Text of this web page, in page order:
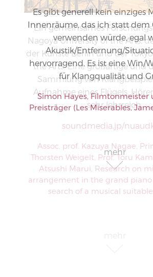
Es gibt generell kein einziges
Innenräume, das ich statt dem
verwenden würde, egal
Akustik/Entfernung/
hervorragend. Es ist eine Win/
für Klangqualität und
Simon Hayes, Filmtonmeister
Preisträger (Les Miserables,
mehr